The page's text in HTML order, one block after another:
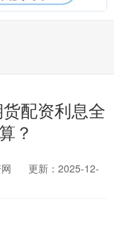
配资利息全
？
更新：2025-12-